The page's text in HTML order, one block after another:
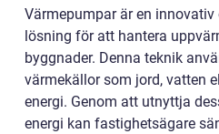
Värmepumpar är en
lösning för att hantera
byggnader. Denna teknik
värmekällor som jord, vatten
energi. Genom att utnyttja
energi kan fastighetsägare